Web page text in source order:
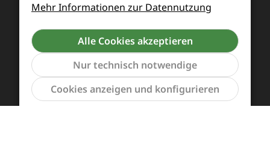
Mehr Informationen zur Datennutzung
Alle Cookies akzeptieren
Nur technisch notwendige
Cookies anzeigen und konfigurieren